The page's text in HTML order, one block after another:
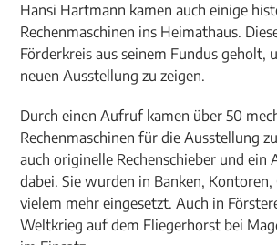
Hansi Hartmann kamen auch einige
Rechenmaschinen ins Heimathaus.
Förderkreis aus seinem Fundus geholt,
neuen Ausstellung zu zeigen.
Durch einen Aufruf kamen über 50
Rechenmaschinen für die Ausstellung
auch originelle Rechenschieber und ein
dabei. Sie wurden in Banken, Kontoren,
vielem mehr eingesetzt. Auch in
Weltkrieg auf dem Fliegerhorst bei